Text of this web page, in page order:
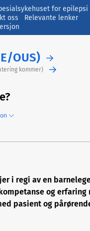
for epilepsi
oss
Relevante lenker
OUS)
kommer)
i regi av en
og erfaring
pasient og